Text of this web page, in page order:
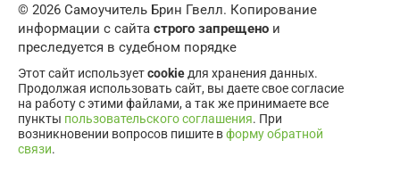
© 2026 Самоучитель Брин Гвелл. Копирование
информации с сайта строго запрещено и
преследуется в судебном порядке
Этот сайт используетcookie для хранения данных.
Продолжая использовать сайт, вы даете свое согласие
на работу с этими файлами, а так же принимаете все
пункты пользовательского соглашения. При
возникновении вопросов пишите вформу обратной
связи.